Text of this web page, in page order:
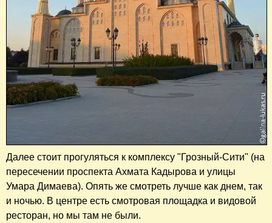
Далее стоит прогуляться к комплексу "Грозный-Сити" (на
пересечении проспекта Ахмата Кадырова и улицы
Умара Димаева). Опять же смотреть лучше как днем, так
и ночью. В центре есть смотровая площадка и видовой
ресторан, но мы там не были.